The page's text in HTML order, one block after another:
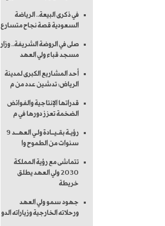
في ذكرى البيعة.. الرياضة
السعودية قصة نجاح متسارع
صلى في الروضة الشريفة.. وزار
مسجد قباء ولي العهد
أحد المشاريع الكبرى لمدينة
الرياض: تدشين عدد من م
قدراتها الإنتاجية والفوائض
الضخمة تعزز دورها في م
رؤيـة بقـيــادة ولـي العهــد 9
سنوات من الطموح وا
تتماشى مع رؤية المملكة
2030 ولي العهد يطلق
خريطة
جهود سمو ولي العهد
ورحلاته الخارجية وزياراته الدو